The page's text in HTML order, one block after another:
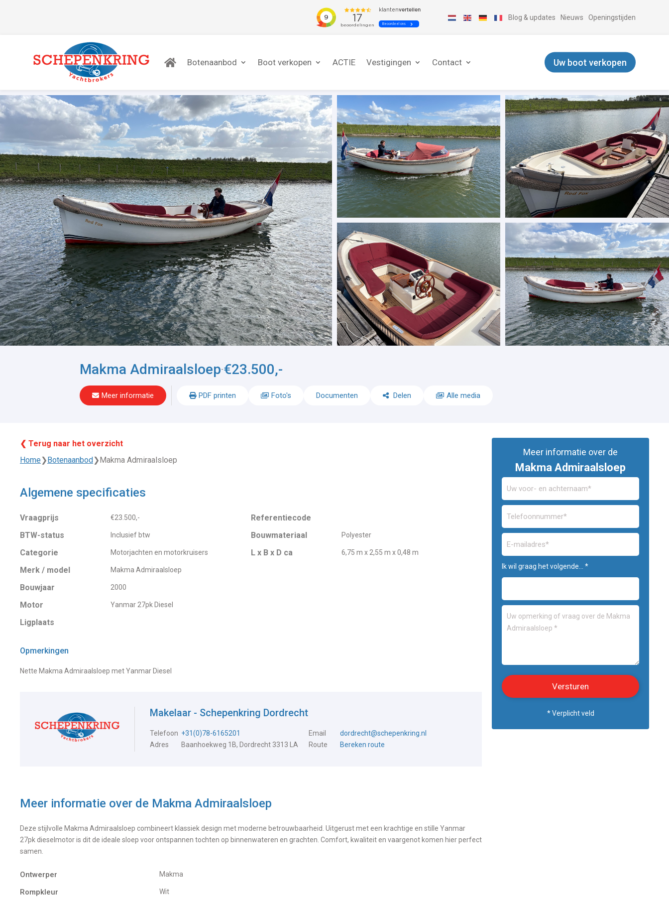
Blog & updates Nieuws Openingstijden
Botenaanbod Boot verkopen ACTIE Vestigingen Contact Uw boot verkopen
Makma Admiraalsloep-€23.500,-
Meer informatie PDF printen Foto's Documenten Delen Alle media
❮ Terug naar het overzicht
Home❯Botenaanbod❯Makma Admiraalsloep
Algemene specificaties
Vraagprijs €23.500,-
BTW-status Inclusief btw
Categorie Motorjachten en motorkruisers
Merk / model Makma Admiraalsloep
Bouwjaar 2000
Motor Yanmar 27pk Diesel
Ligplaats
Referentiecode
Bouwmateriaal
Polyester
L x B x D ca 6,75 m x 2,55 m x 0,48 m
Opmerkingen
Nette Makma Admiraalsloep met Yanmar Diesel
Makelaar - Schepenkring Dordrecht
Telefoon +31(0)78-6165201 Email
dordrecht@schepenkring.nl
Adres
Baanhoekweg 1B, Dordrecht 3313 LA Route Bereken route
Meer informatie over de Makma Admiraalsloep
Deze stijlvolle Makma Admiraalsloep combineert klassiek design met moderne betrouwbaarheid. Uitgerust met een krachtige en stille Yanmar
27pk dieselmotor is dit de ideale sloep voor ontspannen tochten op binnenwateren en grachten. Comfort, kwaliteit en vaargenot komen hier perfect
samen.
Ontwerper Makma
Rompkleur Wit
Meer informatie over de
Makma Admiraalsloep
Ik wil graag het volgende... *
* Verplicht veld